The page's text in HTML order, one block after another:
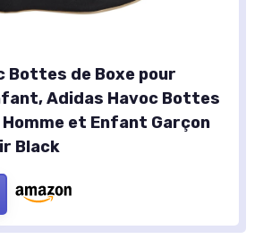
Bottes de Boxe pour
Adidas Havoc Bottes
Homme et Enfant Garçon
Black